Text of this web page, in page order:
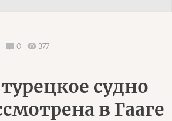
0
377
судно
в Гааге